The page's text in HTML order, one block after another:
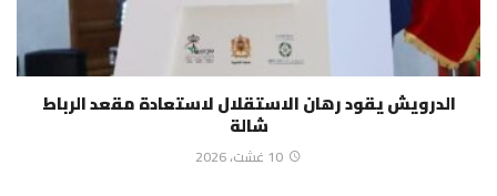
الدرويش يقود رهان الاستقلال لاستعادة مقعد الرباط
شالة
10 غشت، 2026